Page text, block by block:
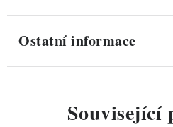
Ostatní informace
Související